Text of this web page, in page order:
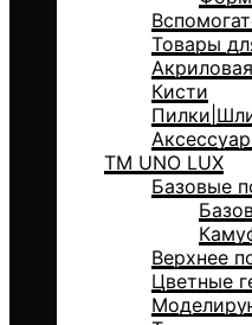
Товары
Кисти
ТМ UNO LUX
Базовые
Верхнее
Цветные